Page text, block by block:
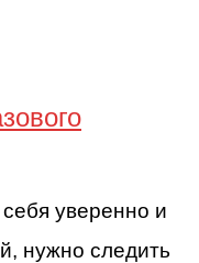
уверенно и
нужно следить